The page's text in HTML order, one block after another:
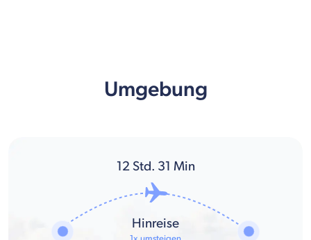
Umgebung
12Std. 31 Min
Hinreise